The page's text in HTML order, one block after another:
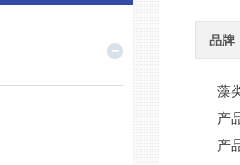
品牌
藻
产
产